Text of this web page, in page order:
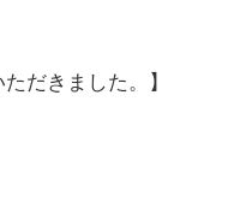
だきました。
】